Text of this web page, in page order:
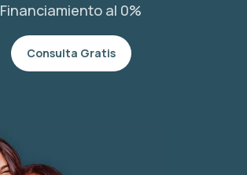
Financiamiento al 0%
Consulta Gratis